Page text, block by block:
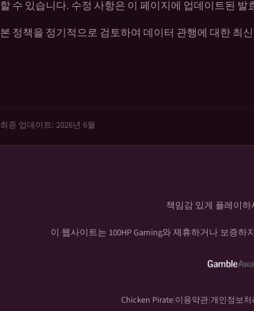
할 수 있습니다. 수정 사항은 이 페이지에 업데이트된
본 정책을 정기적으로 검토하여 데이터 관행에 대한 최
최종 업데이트: 2026년 6월
책임감 있게 플레이
이 웹사이트는 100HP Gaming와 제휴하거나 보증하
Chicken Pirate|이용약관|개인정보처